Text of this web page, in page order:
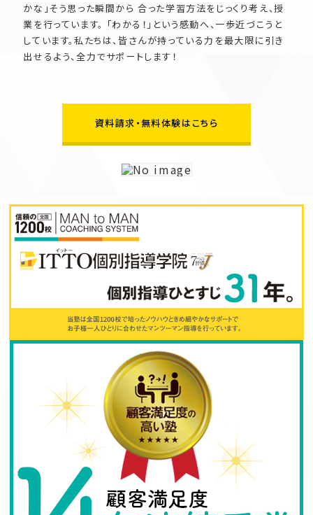
かな」そう思った瞬間から 合った学習方法をじっくり考え、授
業を行っています。 「わかる！」という感動へ、一歩近づこうと
しています。私たちは、皆さんが持っている力を最大限に引き
出せるよう、全力でサポートします！
資料請求・無料体験はこちら